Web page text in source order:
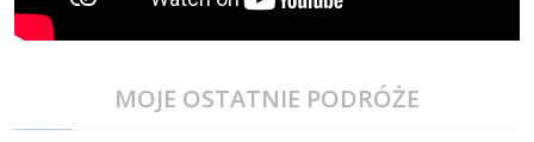
MOJE OSTATNIE PODRÓŻE